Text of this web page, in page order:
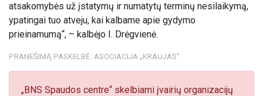
atsakomybės už įstatymų ir numatytų terminų nesilaikymą,
ypatingai tuo atveju, kai kalbame apie gydymo
prieinamumą“, – kalbėjo I. Drėgvienė.
PRANEŠIMĄ PASKELBĖ: ASOCIACIJA „KRAUJAS“
„BNS Spaudos centre“ skelbiami įvairių organizacijų